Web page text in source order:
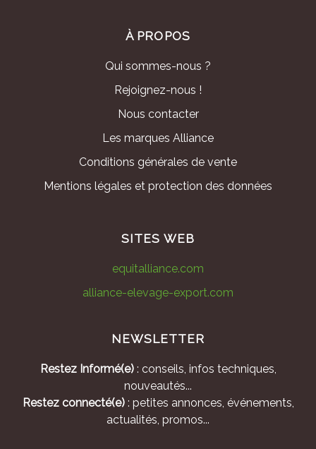
À PROPOS
Qui sommes-nous ?
Rejoignez-nous !
Nous contacter
Les marques Alliance
Conditions générales de vente
Mentions légales et protection des données
SITES WEB
equitalliance.com
alliance-elevage-export.com
NEWSLETTER
Restez Informé(e): conseils, infos techniques,
nouveautés...
Restez connecté(e): petites annonces, événements,
actualités, promos...